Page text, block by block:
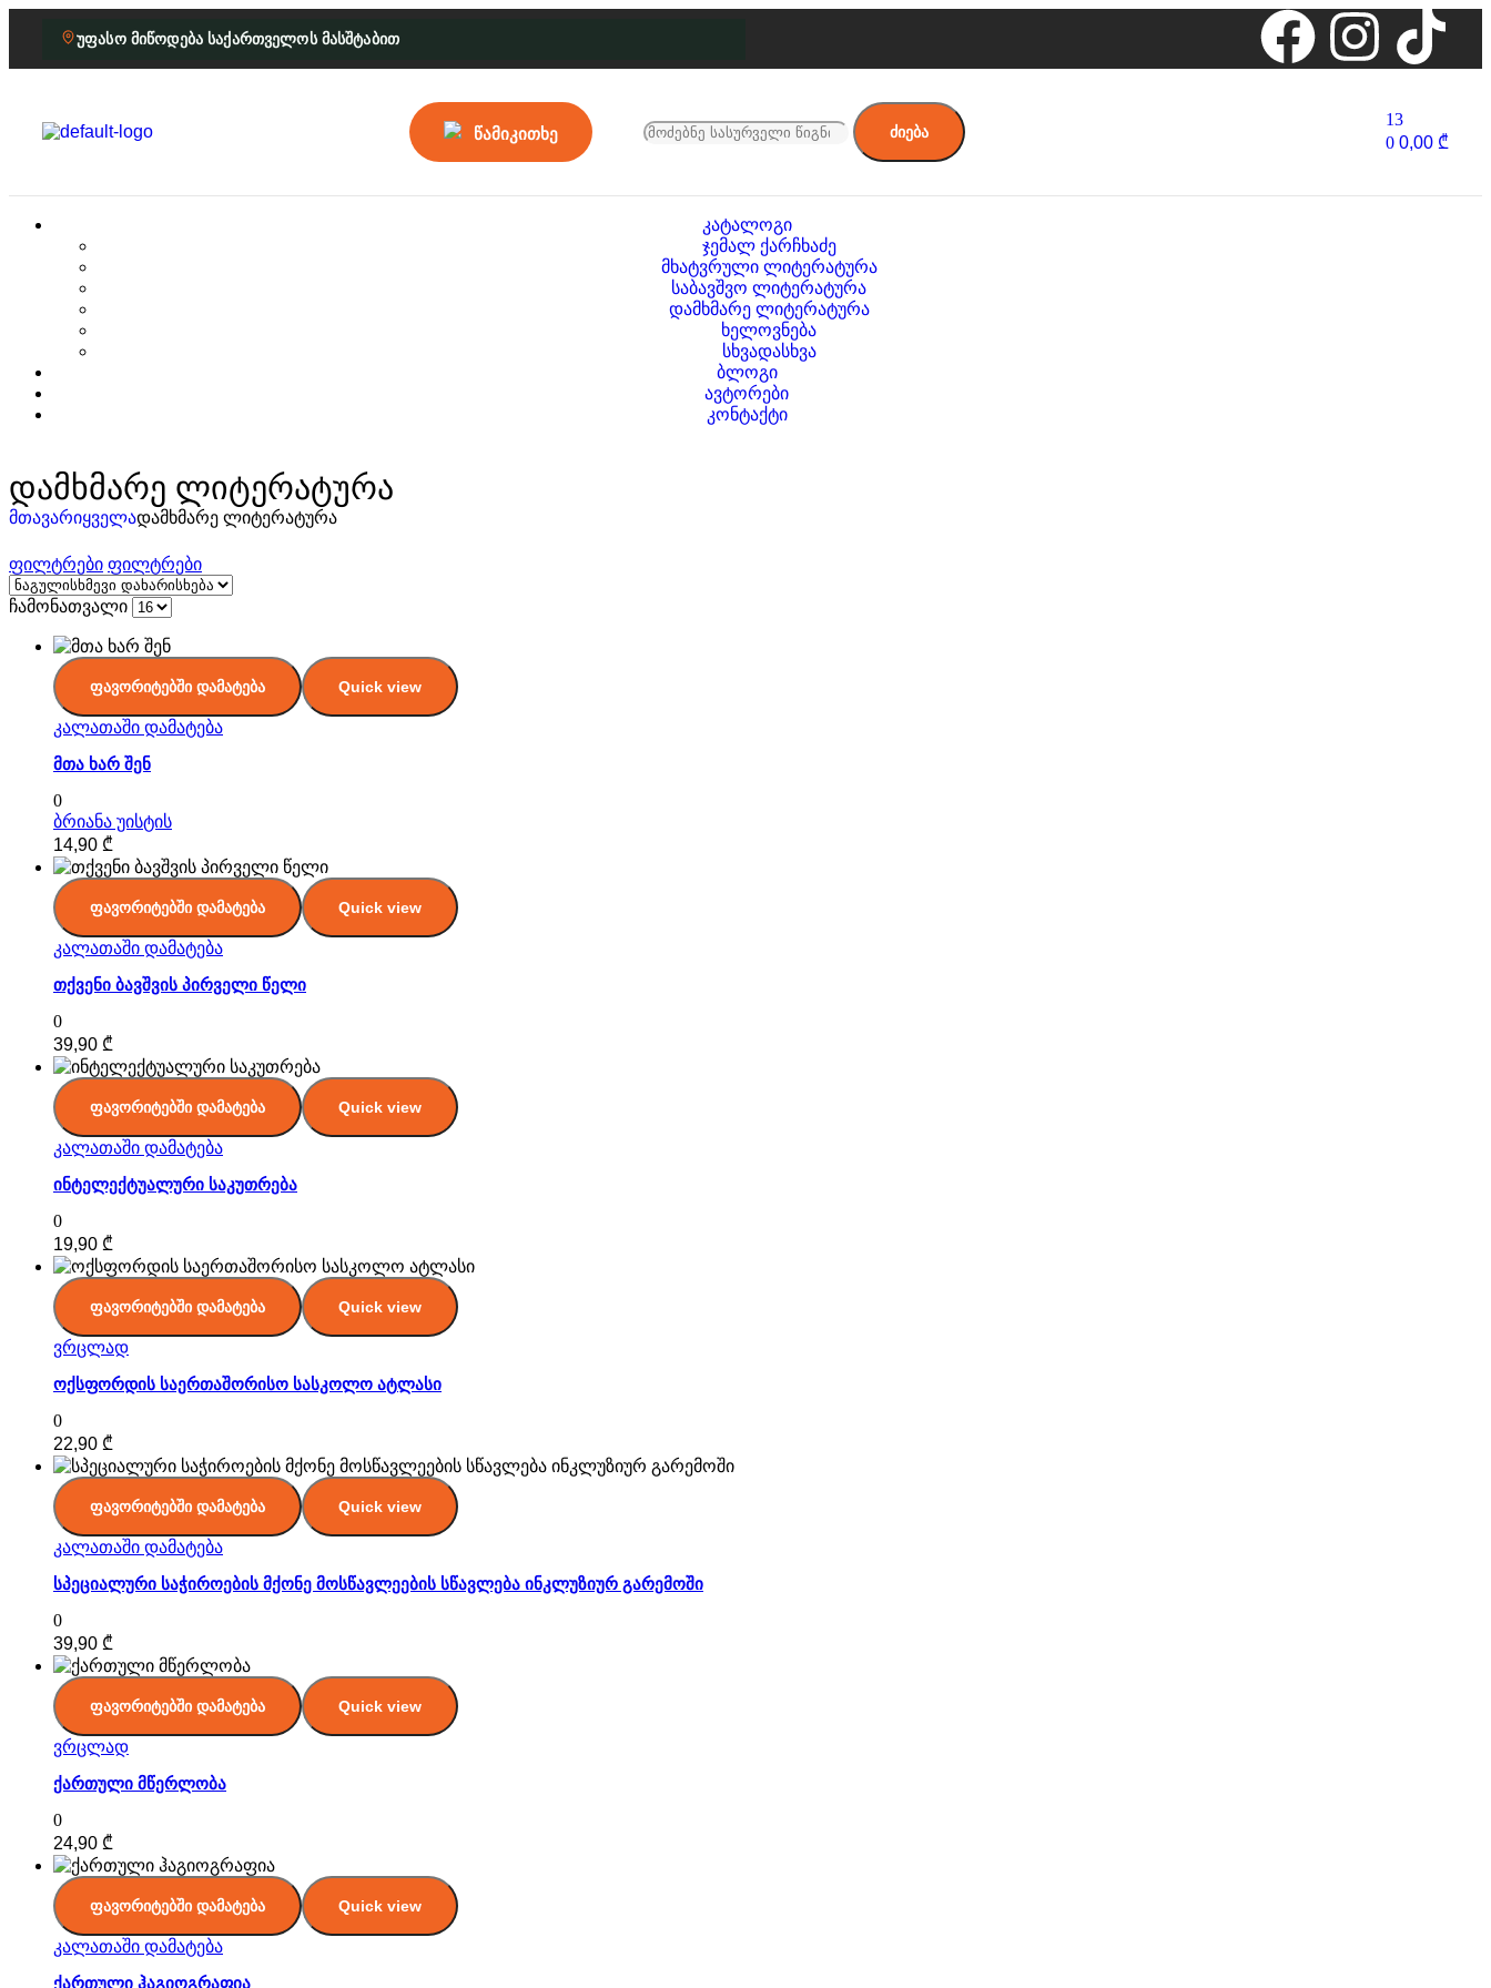
უფასო მიწოდება საქართველოს მასშტაბით
წამიკითხე ძიება
13
0 0,00 ₾
კატალოგი
ჯემალ ქარჩხაძე
მხატვრული ლიტერატურა
საბავშვო ლიტერატურა
დამხმარე ლიტერატურა
ხელოვნება
სხვადასხვა
ბლოგი
ავტორები
კონტაქტი
დამხმარე ლიტერატურა
მთავარიყველადამხმარე ლიტერატურა
ფილტრები ფილტრები
ჩამონათვალი
ფავორიტებში დამატება Quick view
კალათაში დამატება
მთა ხარ შენ
0
ბრიანა უისტის
14,90 ₾
ფავორიტებში დამატება Quick view
კალათაში დამატება
თქვენი ბავშვის პირველი წელი
0
39,90 ₾
ფავორიტებში დამატება Quick view
კალათაში დამატება
ინტელექტუალური საკუთრება
0
19,90 ₾
ფავორიტებში დამატება Quick view
ვრცლად
ოქსფორდის საერთაშორისო სასკოლო ატლასი
0
22,90 ₾
ფავორიტებში დამატება Quick view
კალათაში დამატება
სპეციალური საჭიროების მქონე მოსწავლეების სწავლება ინკლუზიურ გარემოში
0
39,90 ₾
ფავორიტებში დამატება Quick view
ვრცლად
ქართული მწერლობა
0
24,90 ₾
ფავორიტებში დამატება Quick view
კალათაში დამატება
ქართული ჰაგიოგრაფია